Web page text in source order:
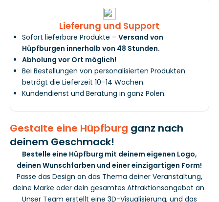
Lieferung und Support
Sofort lieferbare Produkte – Versand von
Hüpfburgen innerhalb von 48 Stunden.
Abholung vor Ort möglich!
Bei Bestellungen von personalisierten Produkten
beträgt die Lieferzeit 10–14 Wochen.
Kundendienst und Beratung in ganz Polen.
Gestalte eine Hüpfburg ganz nach
deinem Geschmack!
Bestelle eine Hüpfburg mit deinem eigenen Logo,
deinen Wunschfarben und einer einzigartigen Form!
Passe das Design an das Thema deiner Veranstaltung,
deine Marke oder dein gesamtes Attraktionsangebot an.
Unser Team erstellt eine 3D-Visualisierung, und das